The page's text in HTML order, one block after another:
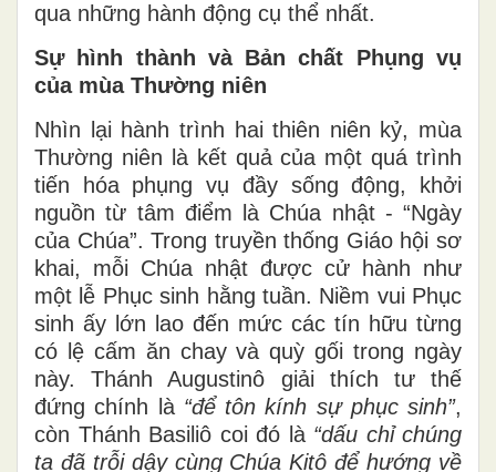
qua những hành động cụ thể nhất.
Sự hình thành và Bản chất Phụng vụ
của mùa Thường niên
Nhìn lại hành trình hai thiên niên kỷ, mùa
Thường niên là kết quả của một quá trình
tiến hóa phụng vụ đầy sống động, khởi
nguồn từ tâm điểm là Chúa nhật - “Ngày
của Chúa”. Trong truyền thống Giáo hội sơ
khai, mỗi Chúa nhật được cử hành như
một lễ Phục sinh hằng tuần. Niềm vui Phục
sinh ấy lớn lao đến mức các tín hữu từng
có lệ cấm ăn chay và quỳ gối trong ngày
này. Thánh Augustinô giải thích tư thế
đứng chính là “để tôn kính sự phục sinh”,
còn Thánh Basiliô coi đó là “dấu chỉ chúng
ta đã trỗi dậy cùng Chúa Kitô để hướng về